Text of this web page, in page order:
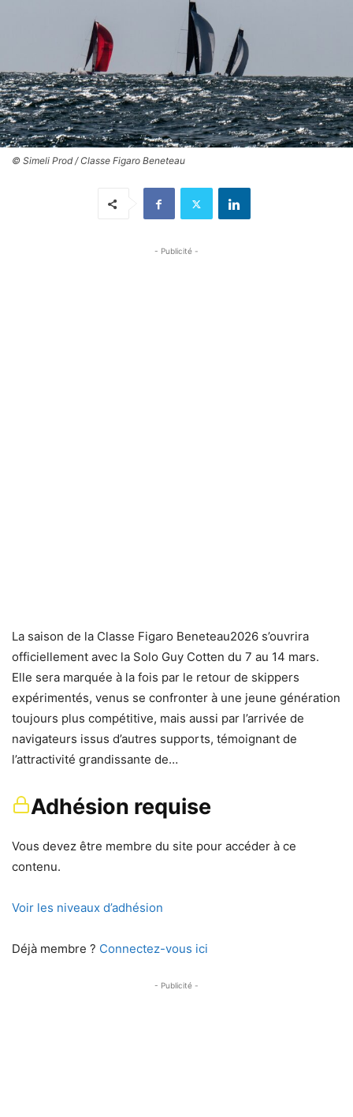
© Simeli Prod / Classe Figaro Beneteau
- Publicité -
La saison de la Classe Figaro Beneteau2026 s’ouvrira
officiellement avec la Solo Guy Cotten du 7 au 14 mars.
Elle sera marquée à la fois par le retour de skippers
expérimentés, venus se confronter à une jeune génération
toujours plus compétitive, mais aussi par l’arrivée de
navigateurs issus d’autres supports, témoignant de
l’attractivité grandissante de…
Adhésion requise
Vous devez être membre du site pour accéder à ce
contenu.
Voir les niveaux d’adhésion
Déjà membre ? Connectez-vous ici
- Publicité -